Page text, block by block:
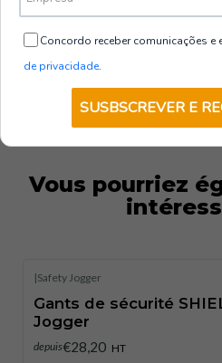
Vous pourriez
|Safety Jogger
Gants de sécurité
Jogger
depuis€28,20 HT
Concordo receber comunicações
de privacidade.
SUSBSCREVER E